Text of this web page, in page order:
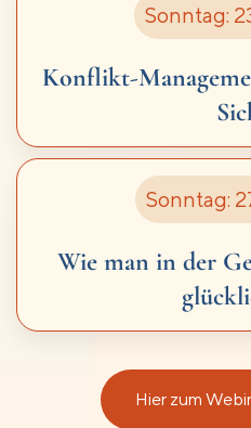
Sonntag:
Konflikt-
Sonntag:
Wie man in der
Hier zum